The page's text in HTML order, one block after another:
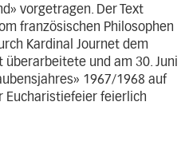
vorgetragen. Der Text
französischen Philosophen
Kardinal Journet dem
überarbeitete und am 30. Juni
1967/1968 auf
Eucharistiefeier feierlich